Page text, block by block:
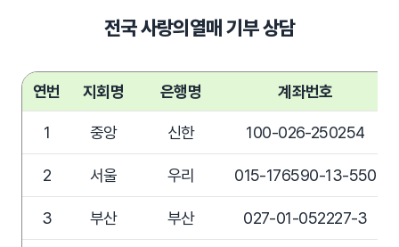
전국 사랑의열매 기부 상담
연번 지회명 은행명 계좌번호
1 중앙 신한 100-026-250254
2 서울 우리 015-176590-13-550
3 부산 부산 027-01-052227-3